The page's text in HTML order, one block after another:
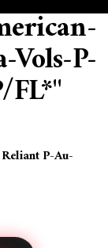
P-
FL*"
P-Au-